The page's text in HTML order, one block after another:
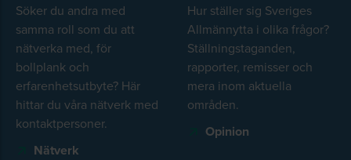
Söker du andra med
samma roll som du att
nätverka med, för
bollplank och
erfarenhetsutbyte? Här
hittar du våra nätverk med
kontaktpersoner.
Nätverk
Hur ställer sig Sveriges
Allmännytta i olika frågor?
Ställningstaganden,
rapporter, remisser och
mera inom aktuella
områden.
Opinion